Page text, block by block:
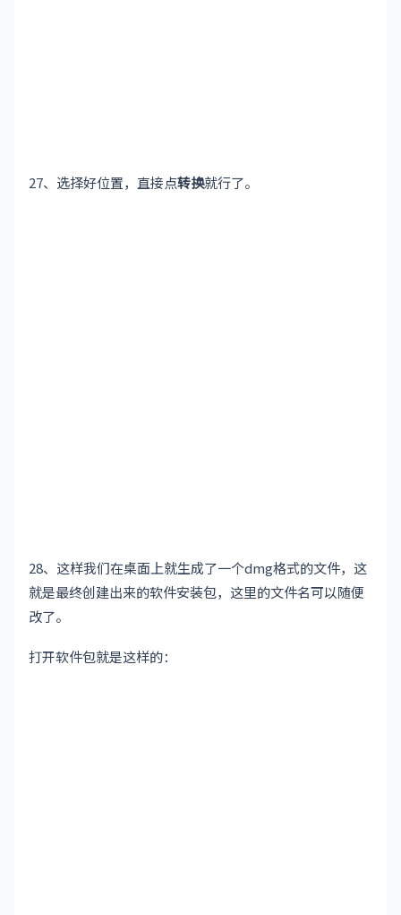
27、选择好位置，直接点转换就行了。
28、这样我们在桌面上就生成了一个dmg格式的文件，这
就是最终创建出来的软件安装包，这里的文件名可以随便
改了。
打开软件包就是这样的：